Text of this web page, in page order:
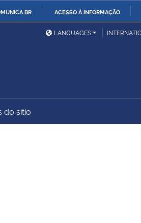
BR ACESSO À INFORMAÇÃO
Ministério das Relações
Exteriores
Controladoria-Geral da
LANGUAGES
do sítio